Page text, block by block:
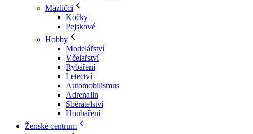
Mazlíčci
Kočky
Pejskové
Hobby
Modelářství
Včelařství
Rybaření
Letectví
Automobilismus
Adrenalin
Sběratelství
Houbaření
Ženské centrum